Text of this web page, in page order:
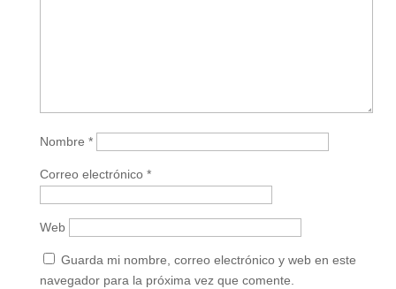
Nombre *
Correo electrónico *
Web
Guarda mi nombre, correo electrónico y web en este
navegador para la próxima vez que comente.